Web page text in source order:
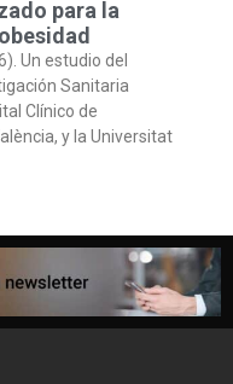
para la
Un estudio del
Sanitaria
Clínico de
y la Universitat